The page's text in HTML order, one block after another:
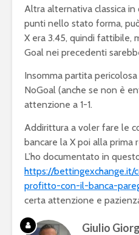
Altra alternativa classica
punti nello stato forma,
X era 3.45, quindi fattibile,
Goal nei precedenti
Insomma partita
NoGoal (anche se non è
attenzione a 1-1.
Addirittura a voler fare le
bancare la X poi alla prima
L’ho documentato in
https://bettingexchange.it/
profitto-con-il-banca-
certa attenzione e
Giulio